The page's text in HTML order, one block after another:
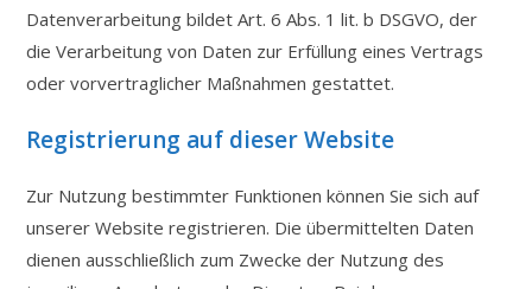
Datenverarbeitung bildet Art. 6 Abs. 1 lit. b DSGVO, der
die Verarbeitung von Daten zur Erfüllung eines Vertrags
oder vorvertraglicher Maßnahmen gestattet.
Registrierung auf dieser Website
Zur Nutzung bestimmter Funktionen können Sie sich auf
unserer Website registrieren. Die übermittelten Daten
dienen ausschließlich zum Zwecke der Nutzung des